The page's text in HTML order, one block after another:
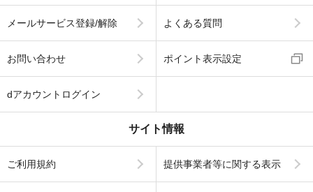
メールサービス登録/解除 よくある質問
お問い合わせ ポイント表示設定
dアカウントログイン
サイト情報
ご利用規約 提供事業者等に関する表示